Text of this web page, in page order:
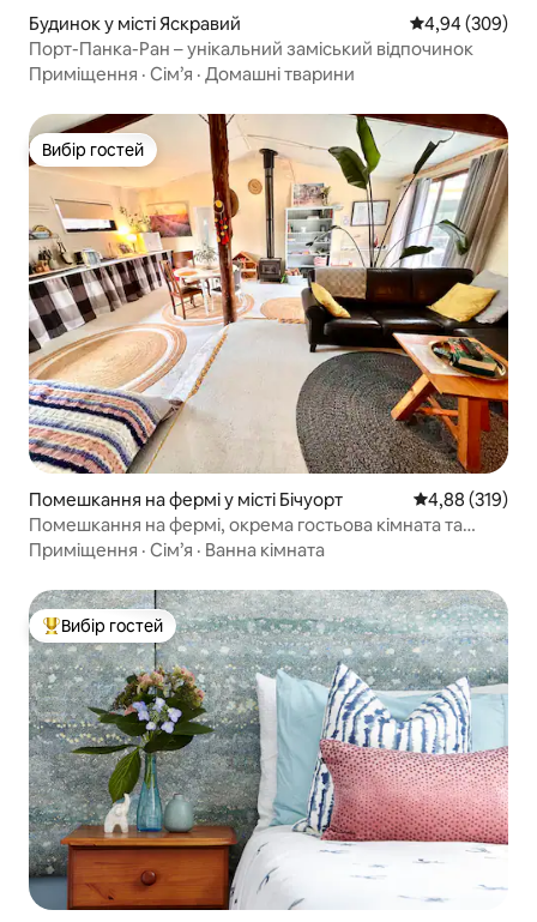
Будинок у місті Яскравий Середня
4,94 (309)
Порт-Панка-Ран – унікальний заміський відпочинок
Приміщення · Сім’я · Домашні тварини
Вибір гостей
Вибір гостей
Помешкання на фермі у місті Бічуорт Середня
4,88 (319)
Помешкання на фермі, окрема гостьова кімната та
вітальня
Приміщення · Сім’я · Ванна кімната
Топ вибір гостей
Вибір гостей